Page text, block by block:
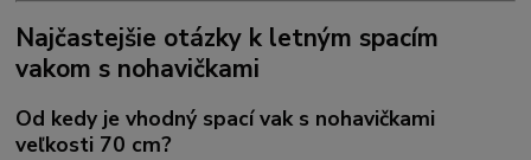
Najčastejšie otázky k letným spacím
vakom s nohavičkami
Od kedy je vhodný spací vak s nohavičkami
veľkosti 70 cm?